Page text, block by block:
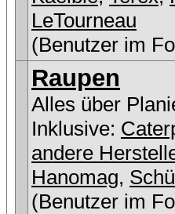
LeTourneau
(Benutzer im
Raupen
Alles über
Inklusive:
andere
Hanomag,
(Benutzer im